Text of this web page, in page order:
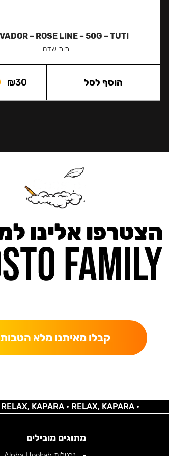
– ROSE LINE – 50G – TUTI
תות שדה
₪30 הוסף לסל
הצטרפו אלינו
קבלו מאיתנו מלא הטבות
KAPARA •RELAX, KAPARA •
מתוגים מובילים